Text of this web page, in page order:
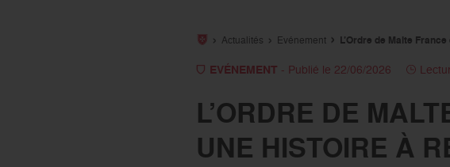
Notre présence à l’international
Toutes nos actions
Actualités Evénement L’Ordre de Malte
EVÉNEMENT - Publié le 22/06/2026
L’ORDRE DE
UNE HISTOIRE À